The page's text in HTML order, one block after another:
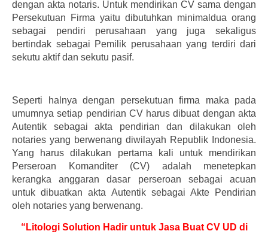
dengan akta notaris. Untuk mendirikan CV sama dengan
Persekutuan Firma yaitu dibutuhkan minimaldua orang
sebagai pendiri perusahaan yang juga sekaligus
bertindak sebagai Pemilik perusahaan yang terdiri dari
sekutu aktif dan sekutu pasif.
Seperti halnya dengan persekutuan firma maka pada
umumnya setiap pendirian CV harus dibuat dengan akta
Autentik sebagai akta pendirian dan dilakukan oleh
notaries yang berwenang diwilayah Republik Indonesia.
Yang harus dilakukan pertama kali untuk mendirikan
Perseroan Komanditer (CV) adalah menetepkan
kerangka anggaran dasar perseroan sebagai acuan
untuk dibuatkan akta Autentik sebagai Akte Pendirian
oleh notaries yang berwenang.
“Litologi Solution Hadir untuk Jasa Buat CV UD di